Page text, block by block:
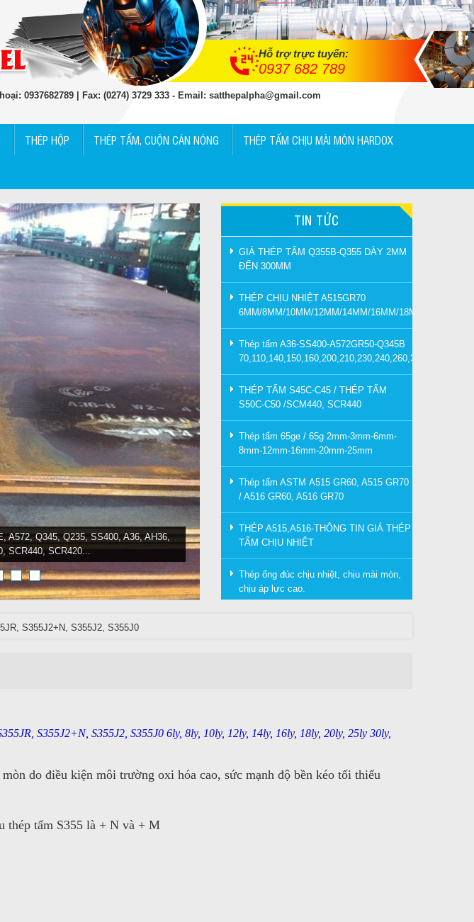
Hỗ trợ trực tuyến:
0937 682 789
0937682789 | Fax: (0274) 3729 333 - Email: satthepalpha@gmail.com
THÉP HỘP THÉP TẤM, CUỘN CÁN NÓNG THÉP TẤM CHỊU MÀI MÒN HARDOX
A572, Q345, Q235, SS400, A36, AH36,
SCR440, SCR420...
TIN TỨC
GIÁ THÉP TẤM Q355B-Q355 DÀY 2MM
ĐẾN 300MM
THÉP CHỊU NHIỆT A515GR70
6MM/8MM/10MM/12MM/14MM/16MM/18MM/20MM
Thép tấm A36-SS400-A572GR50-Q345B
70,110,140,150,160,200,210,230,240,260,300mm
THÉP TẤM S45C-C45 / THÉP TẤM
S50C-C50 /SCM440, SCR440
Thép tấm 65ge / 65g 2mm-3mm-6mm-
8mm-12mm-16mm-20mm-25mm
Thép tấm ASTM A515 GR60, A515 GR70
/ A516 GR60, A516 GR70
THÉP A515,A516-THÔNG TIN GIÁ THÉP
TẤM CHỊU NHIỆT
Thép ống đúc chịu nhiệt, chịu mài mòn,
chịu áp lực cao.
S355J2+N, S355J2, S355J0
S355J2+N, S355J2, S355J0 6ly, 8ly, 10ly, 12ly, 14ly, 16ly, 18ly, 20ly, 25ly 30ly,
do điều kiện môi trường oxi hóa cao, sức mạnh độ bền kéo tối thiểu
thép tấm S355 là + N và + M